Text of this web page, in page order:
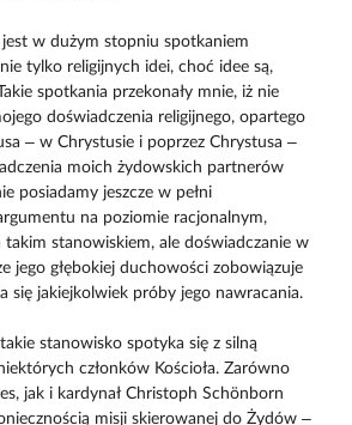
w dużym stopniu spotkaniem
tylko religijnych idei, choć idee są,
spotkania przekonały mnie, iż nie
doświadczenia religijnego, opartego
– w Chrystusie i poprzez Chrystusa –
moich żydowskich partnerów
posiadamy jeszcze w pełni
na poziomie racjonalnym,
takim stanowiskiem, ale doświadczanie w
jego głębokiej duchowości zobowiązuje
się jakiejkolwiek próby jego nawracania.
stanowisko spotyka się z silną
członków Kościoła. Zarówno
jak i kardynał Christoph Schönborn
misji skierowanej do Żydów –